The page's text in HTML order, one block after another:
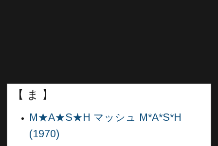
【 ま 】
M★A★S★H マッシュ M*A*S*H
(1970)